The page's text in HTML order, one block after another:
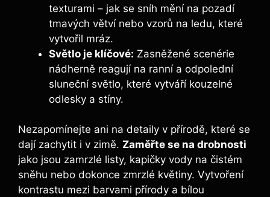
texturami – jak se sníh mění na pozadí
tmavých větví nebo vzorů na ledu, které
vytvořil mráz.
Světlo je klíčové: Zasněžené scenérie
nádherně reagují na ranní a odpolední
sluneční světlo, které vytváří kouzelné
odlesky a stíny.
Nezapomínejte ani na detaily v přírodě, které se
dají zachytit i v zimě. Zaměřte se na drobnosti
jako jsou zamrzlé listy, kapičky vody na čistém
sněhu nebo dokonce zmrzlé květiny. Vytvoření
kontrastu mezi barvami přírody a bílou